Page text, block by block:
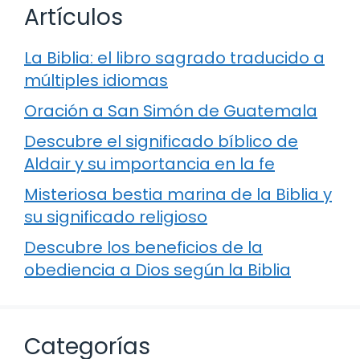
Artículos
La Biblia: el libro sagrado traducido a
múltiples idiomas
Oración a San Simón de Guatemala
Descubre el significado bíblico de
Aldair y su importancia en la fe
Misteriosa bestia marina de la Biblia y
su significado religioso
Descubre los beneficios de la
obediencia a Dios según la Biblia
Categorías